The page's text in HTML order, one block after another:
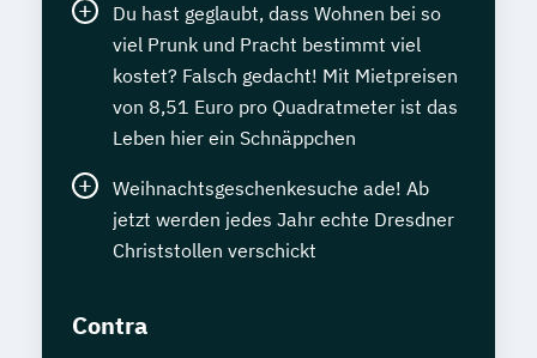
Du hast geglaubt, dass Wohnen bei so
viel Prunk und Pracht bestimmt viel
kostet? Falsch gedacht! Mit Mietpreisen
von 8,51 Euro pro Quadratmeter ist das
Leben hier ein Schnäppchen
Weihnachtsgeschenkesuche ade! Ab
jetzt werden jedes Jahr echte Dresdner
Christstollen verschickt
Contra